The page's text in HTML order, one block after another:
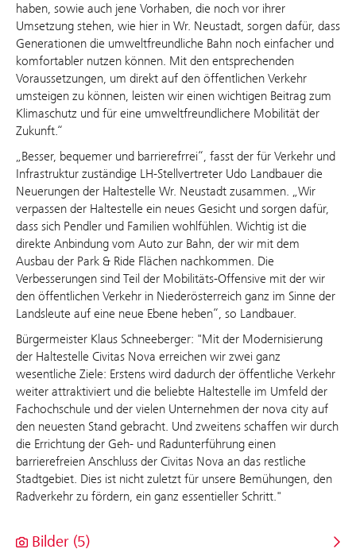
haben, sowie auch jene Vorhaben, die noch vor ihrer
Umsetzung stehen, wie hier in Wr. Neustadt, sorgen dafür, dass
Generationen die umweltfreundliche Bahn noch einfacher und
komfortabler nutzen können. Mit den entsprechenden
Voraussetzungen, um direkt auf den öffentlichen Verkehr
umsteigen zu können, leisten wir einen wichtigen Beitrag zum
Klimaschutz und für eine umweltfreundlichere Mobilität der
Zukunft.“
„Besser, bequemer und barrierefrrei“, fasst der für Verkehr und
Infrastruktur zuständige LH-Stellvertreter Udo Landbauer die
Neuerungen der Haltestelle Wr. Neustadt zusammen. „Wir
verpassen der Haltestelle ein neues Gesicht und sorgen dafür,
dass sich Pendler und Familien wohlfühlen. Wichtig ist die
direkte Anbindung vom Auto zur Bahn, der wir mit dem
Ausbau der Park & Ride Flächen nachkommen. Die
Verbesserungen sind Teil der Mobilitäts-Offensive mit der wir
den öffentlichen Verkehr in Niederösterreich ganz im Sinne der
Landsleute auf eine neue Ebene heben“, so Landbauer.
Bürgermeister Klaus Schneeberger: "Mit der Modernisierung
der Haltestelle Civitas Nova erreichen wir zwei ganz
wesentliche Ziele: Erstens wird dadurch der öffentliche Verkehr
weiter attraktiviert und die beliebte Haltestelle im Umfeld der
Fachochschule und der vielen Unternehmen der nova city auf
den neuesten Stand gebracht. Und zweitens schaffen wir durch
die Errichtung der Geh- und Radunterführung einen
barrierefreien Anschluss der Civitas Nova an das restliche
Stadtgebiet. Dies ist nicht zuletzt für unsere Bemühungen, den
Radverkehr zu fördern, ein ganz essentieller Schritt."
Bilder (5)